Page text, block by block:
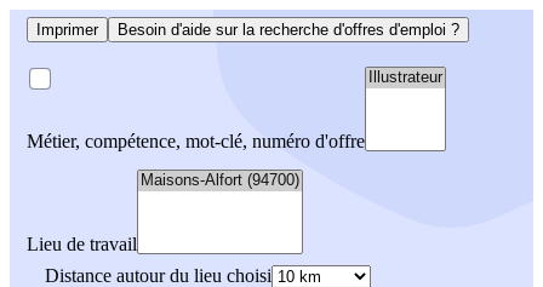
Imprimer Besoin d'aide sur la recherche d'offres d'emploi ?
Métier, compétence, mot-clé, numéro d'offre
Lieu de travail
Distance autour du lieu choisi